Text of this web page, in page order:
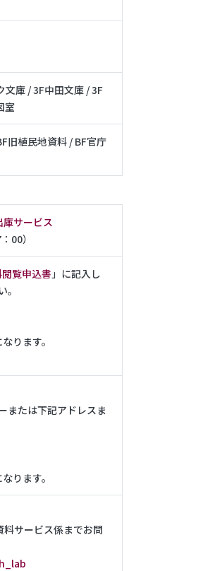
文庫 / 3F中田文庫 / 3F
室
旧植民地資料 / BF官庁
サービス
00）
覧申込書」に記入し
ります。
または下記アドレスま
ります。
サービス係までお問